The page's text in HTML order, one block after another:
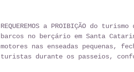
REQUEREMOS a PROIBIÇÃO do
barcos no berçário em Santa
motores nas enseadas pequenas,
turistas durante os passeios,